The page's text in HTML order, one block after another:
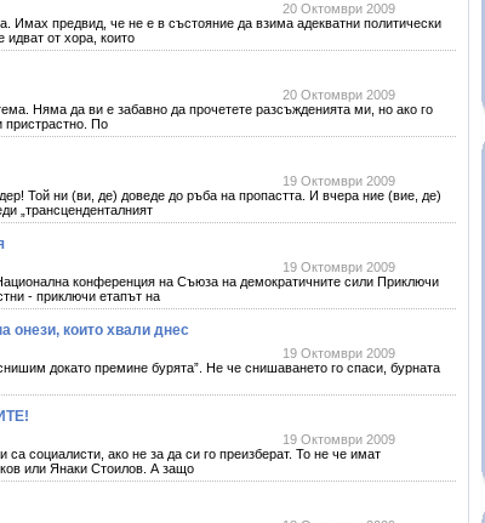
20 Октомври 2009
Имах предвид, че не е в състояние да взима адекватни политически
от хора, които
20 Октомври 2009
Няма да ви е забавно да прочетете разсъжденията ми, но ако го
пристрастно. По
19 Октомври 2009
Той ни (ви, де) доведе до ръба на пропастта. И вчера ние (вие, де)
„трансценденталният
19 Октомври 2009
конференция на Съюза на демократичните сили Приключи
- приключи етапът на
онези, които хвали днес
19 Октомври 2009
докато премине бурята”. Не че снишаването го спаси, бурната
19 Октомври 2009
социалисти, ако не за да си го преизберат. То не че имат
или Янаки Стоилов. А защо